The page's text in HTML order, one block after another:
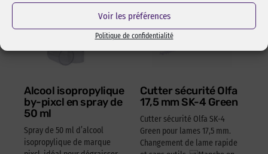
Voir les préférences
Politique de confidentialité
Alcool isopropylique
by-pixcl en spray de
50 ml
Spray de 50 ml d’alcool
isopropylique de marque
Cutter sécurité Olfa
17,5 mm SK-4 Green
Cutter sécurité Olfa SK-4
Green pour lames 17,5 mm.
Changement de lame rapide